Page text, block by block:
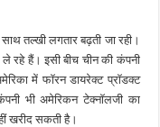
तल्खी लगतार बढ़ती जा रही।
हैं। इसी बीच चीन की कंपनी
में फॉरन डायरेक्ट प्रॉडक्ट
भी अमेरिकन टेक्नॉलजी का
खरीद सकती है।